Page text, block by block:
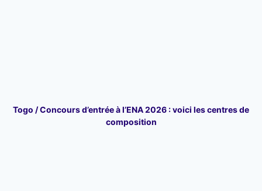
Togo / Concours d’entrée à l’ENA 2026 : voici les centres de
composition